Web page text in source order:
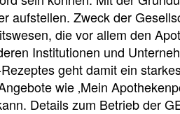
aufstellen. Zweck der
die vor allem den
Institutionen und
geht damit ein
wie ‚Mein
Details zum Betrieb der
z
u
g
i
l
e